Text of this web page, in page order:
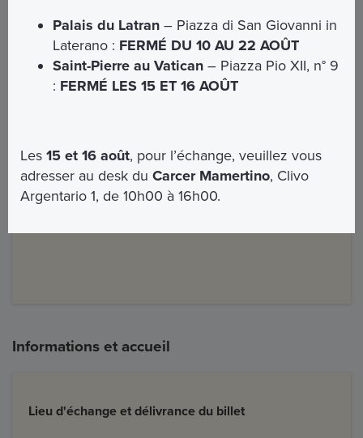
section "Comprend"
Informations et accueil
Lieu d'échange et délivrance du billet
Palais du Latran – Piazza di San Giovanni in
Laterano : FERMÉ DU 10 AU 22 AOÛT
Saint-Pierre au Vatican – Piazza Pio XII, n° 9
: FERMÉ LES 15 ET 16 AOÛT
Les15 et 16 août, pour l’échange, veuillez vous
adresser au desk duCarcer Mamertino, Clivo
Argentario 1, de 10h00 à 16h00.